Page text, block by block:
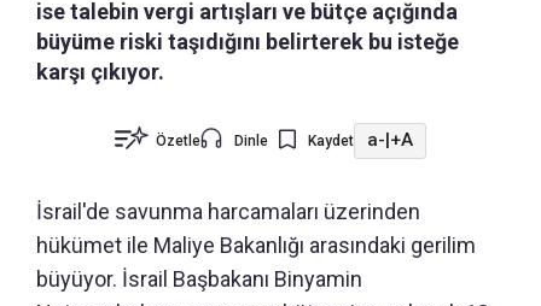
ise talebin vergi artışları ve bütçe açığında
büyüme riski taşıdığını belirterek bu isteğe
karşı çıkıyor.
Özetle Dinle Kaydet a-|+A
İsrail'de savunma harcamaları üzerinden
hükümet ile Maliye Bakanlığı arasındaki gerilim
büyüyor. İsrail Başbakanı Binyamin